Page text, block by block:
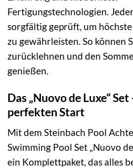
Fertigungstechnologien.
sorgfältig geprüft, um
zu gewährleisten. So können
zurücklehnen und den
genießen.
Das „Nuovo de Luxe“
perfekten Start
Mit dem Steinbach Pool
Swimming Pool Set „Nuovo
ein Komplettpaket, das alles